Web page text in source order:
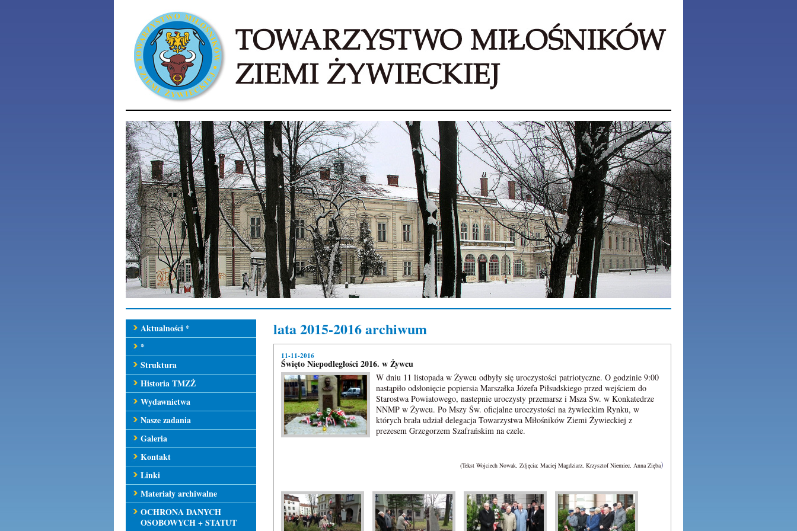
Aktualności *
*
Struktura
Historia TMZŻ
Wydawnictwa
Nasze zadania
Galeria
Kontakt
Linki
Materiały archiwalne
OCHRONA DANYCH
OSOBOWYCH + STATUT
lata 2015-2016 archiwum
11-11-2016
Święto Niepodległości 2016. w Żywcu
W dniu 11 listopada w Żywcu odbyły się uroczystości patriotyczne. O godzinie 9:00
nastąpiło odsłonięcie popiersia Marszałka Józefa Piłsudskiego przed wejściem do
Starostwa Powiatowego, nastepnie uroczysty przemarsz i Msza Św. w Konkatedrze
NNMP w Żywcu. Po Mszy Św. oficjalne uroczystości na żywieckim Rynku, w
których brała udział delegacja Towarzystwa Miłośników Ziemi Żywieckiej z
prezesem Grzegorzem Szafrańskim na czele.
(Tekst Wojciech Nowak, Zdjęcia: Maciej Magdziarz, Krzysztof Niemiec, Anna Zięba)